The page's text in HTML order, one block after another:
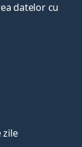
datelor cu
zile